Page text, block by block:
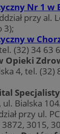
Nr 1 w
przy al.
3);
w
(32) 34 63
Opieki
4, tel. (32)
, ul. Bialska
przy ul.
3015,